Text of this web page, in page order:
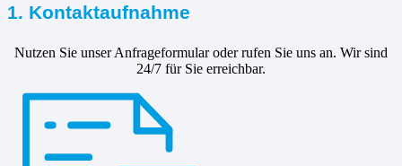
1. Kontaktaufnahme
Nutzen Sie unser Anfrageformular oder rufen Sie uns an. Wir sind
24/7 für Sie erreichbar.